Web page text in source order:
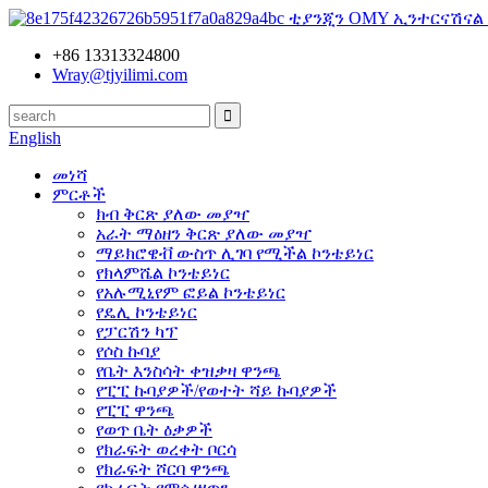
ቲያንጂን OMY
+86 13313324800
Wray@tjyilimi.com
English
መነሻ
ምርቶች
ክብ ቅርጽ ያለው መያዣ
አራት ማዕዘን ቅርጽ ያለው መያዣ
ማይክሮዌቭ ውስጥ ሊገባ የሚችል ኮንቴይነር
የክላምሼል ኮንቴይነር
የአሉሚኒየም ፎይል ኮንቴይነር
የዴሊ ኮንቴይነር
የፓርሽን ካፕ
የሶስ ኩባያ
የቤት እንስሳት ቀዝቃዛ ዋንጫ
የፒፒ ኩባያዎች/የወተት ሻይ ኩባያዎች
የፒፒ ዋንጫ
የወጥ ቤት ዕቃዎች
የክራፍት ወረቀት ቦርሳ
የክራፍት ሾርባ ዋንጫ